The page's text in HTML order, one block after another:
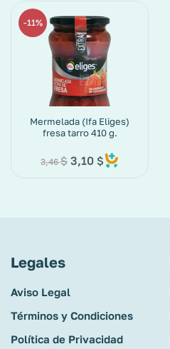
11%
Mermelada (Ifa Eliges)
fresa tarro 410 g.
3,46$ 3,10 $
Legales
Aviso Legal
Términos y Condiciones
Política de Privacidad